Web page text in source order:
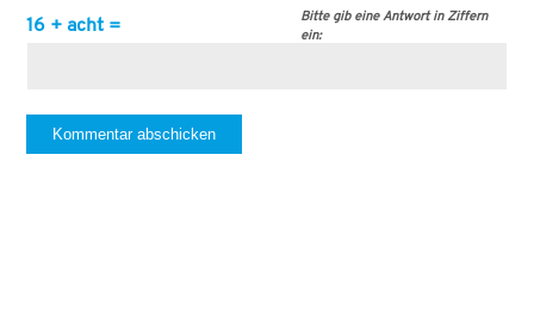
Bitte gib eine Antwort in Ziffern
ein:
16 + acht =